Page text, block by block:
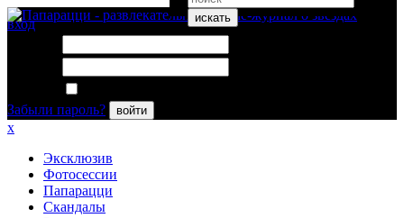
искать
вход
Забыли пароль?
войти
x
Эксклюзив
Фотосессии
Папарацци
Скандалы